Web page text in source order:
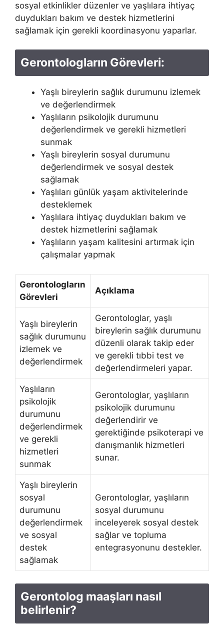
sosyal etkinlikler düzenler ve yaşlılara ihtiyaç
duydukları bakım ve destek hizmetlerini
sağlamak için gerekli koordinasyonu yaparlar.
Gerontologların Görevleri:
Yaşlı bireylerin sağlık durumunu izlemek
ve değerlendirmek
Yaşlıların psikolojik durumunu
değerlendirmek ve gerekli hizmetleri
sunmak
Yaşlı bireylerin sosyal durumunu
değerlendirmek ve sosyal destek
sağlamak
Yaşlıları günlük yaşam aktivitelerinde
desteklemek
Yaşlılara ihtiyaç duydukları bakım ve
destek hizmetlerini sağlamak
Yaşlıların yaşam kalitesini artırmak için
çalışmalar yapmak
Gerontologların
Görevleri
Açıklama
Yaşlı bireylerin
sağlık durumunu
izlemek ve
değerlendirmek
Gerontologlar, yaşlı
bireylerin sağlık durumunu
düzenli olarak takip eder
ve gerekli tıbbi test ve
değerlendirmeleri yapar.
Yaşlıların
psikolojik
durumunu
değerlendirmek
ve gerekli
hizmetleri
sunmak
Gerontologlar, yaşlıların
psikolojik durumunu
değerlendirir ve
gerektiğinde psikoterapi ve
danışmanlık hizmetleri
sunar.
Yaşlı bireylerin
sosyal
durumunu
değerlendirmek
ve sosyal
destek
sağlamak
Gerontologlar, yaşlıların
sosyal durumunu
inceleyerek sosyal destek
sağlar ve topluma
entegrasyonunu destekler.
Gerontolog maaşları nasıl
belirlenir?